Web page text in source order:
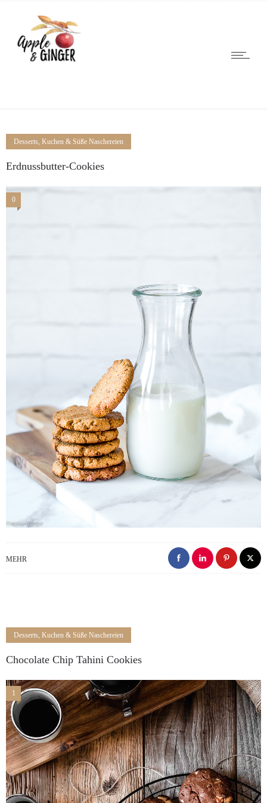
Desserts, Kuchen & Süße Naschereien
Erdnussbutter-Cookies
0
MEHR
Desserts, Kuchen & Süße Naschereien
Chocolate Chip Tahini Cookies
1